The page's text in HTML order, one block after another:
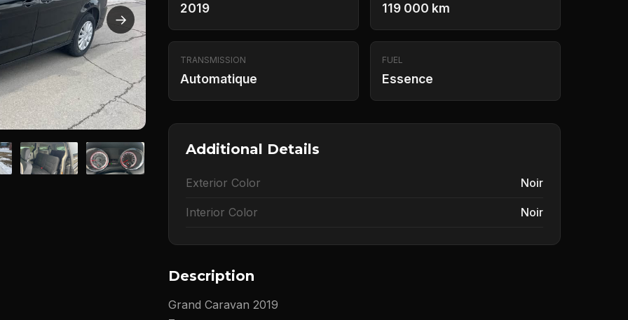
→
2019 119 000 km
TRANSMISSION
Automatique
FUEL
Essence
Additional Details
Exterior Color Noir
Interior Color Noir
Description
Grand Caravan 2019